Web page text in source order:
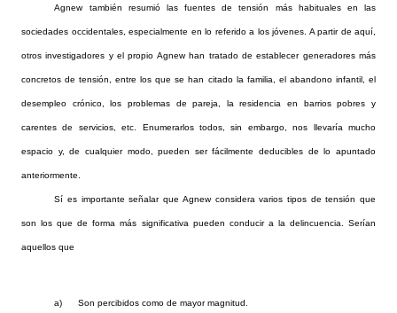
Agnew también resumió las fuentes de tensión más habituales en las
sociedades occidentales, especialmente en lo referido a los jóvenes. A partir de aquí,
otros investigadores y el propio Agnew han tratado de establecer generadores más
concretos de tensión, entre los que se han citado la familia, el abandono infantil, el
desempleo crónico, los problemas de pareja, la residencia en barrios pobres y
carentes de servicios, etc. Enumerarlos todos, sin embargo, nos llevaría mucho
espacio y, de cualquier modo, pueden ser fácilmente deducibles de lo apuntado
anteriormente.
Sí es importante señalar que Agnew considera varios tipos de tensión que
son los que de forma más significativa pueden conducir a la delincuencia. Serían
aquellos que
a) Son percibidos como de mayor magnitud.